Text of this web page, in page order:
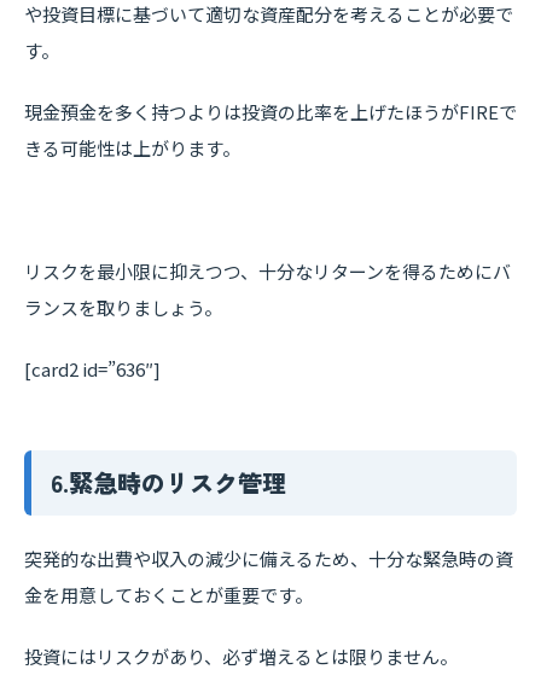
や投資目標に基づいて適切な資産配分を考えることが必要で
す。
現金預金を多く持つよりは投資の比率を上げたほうがFIREで
きる可能性は上がります。
リスクを最小限に抑えつつ、十分なリターンを得るためにバ
ランスを取りましょう。
[card2 id=”636″]
6.緊急時のリスク管理
突発的な出費や収入の減少に備えるため、十分な緊急時の資
金を用意しておくことが重要です。
投資にはリスクがあり、必ず増えるとは限りません。